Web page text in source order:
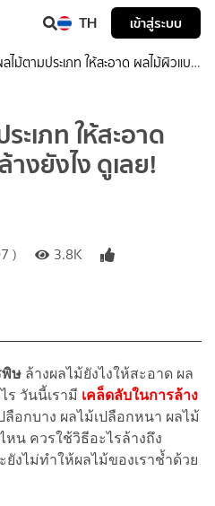
TH เข้าสู่ระบบ
ไม้ตามประเภท ให้สะอาด ผลไม้ผิวแบบ
ะเภท ให้สะอาด
งยังไง ดูเลย!
)
3.8K
พิษ ล้างผลไม้ยังไงให้สะอาด ผล
ร วันนี้เรามี เคล็ดลับในการล้าง
ลือกบาง ผลไม้เปลือกหนา ผลไม้
หน ควรใช้วิธีอะไรล้างถึง
งไม่ทำให้ผลไม้ของเราช้ำด้วย